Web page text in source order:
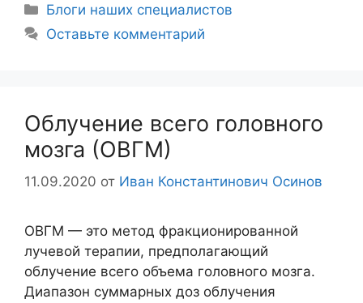
Блоги наших специалистов
Оставьте комментарий
Облучение всего головного
мозга (ОВГМ)
11.09.2020 от Иван Константинович Осинов
ОВГМ — это метод фракционированной
лучевой терапии, предполагающий
облучение всего объема головного мозга.
Диапазон суммарных доз облучения